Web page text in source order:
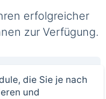
erfolgreicher
zur Verfügung.
die Sie je nach
und